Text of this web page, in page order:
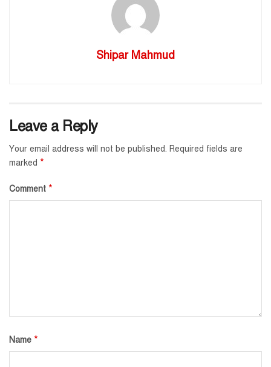
Shipar Mahmud
Leave a Reply
Your email address will not be published. Required fields are
marked *
Comment *
Name *